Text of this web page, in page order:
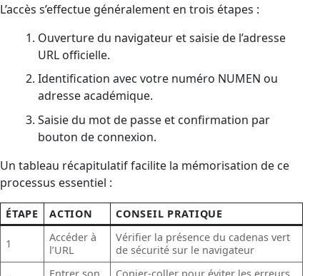
L’accès s’effectue généralement en trois étapes :
Ouverture du navigateur et saisie de l’adresse
URL officielle.
Identification avec votre numéro NUMEN ou
adresse académique.
Saisie du mot de passe et confirmation par
bouton de connexion.
Un tableau récapitulatif facilite la mémorisation de ce
processus essentiel :
ÉTAPE ACTION CONSEIL PRATIQUE
1
Accéder à
l’URL
Vérifier la présence du cadenas vert
de sécurité sur le navigateur